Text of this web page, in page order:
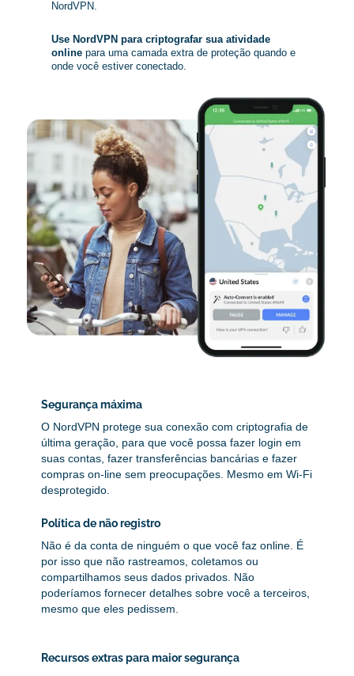
NordVPN.
Use NordVPN para criptografar sua atividade
onlinepara uma camada extra de proteção quando e
onde você estiver conectado.
Segurança máxima
O NordVPN protege sua conexão com criptografia de
última geração, para que você possa fazer login em
suas contas, fazer transferências bancárias e fazer
compras on-line sem preocupações. Mesmo em Wi-Fi
desprotegido.
Política de não registro
Não é da conta de ninguém o que você faz online. É
por isso que não rastreamos, coletamos ou
compartilhamos seus dados privados. Não
poderíamos fornecer detalhes sobre você a terceiros,
mesmo que eles pedissem.
Recursos extras para maior segurança